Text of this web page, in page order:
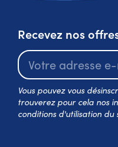
Recevez nos
Vous pouvez vous
trouverez pour cela nos
conditions d'utilisation du